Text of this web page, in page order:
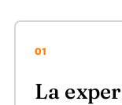
01
La